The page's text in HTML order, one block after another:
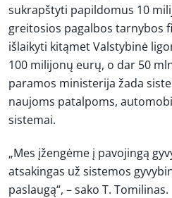
sukrapštyti papildomus 10
greitosios pagalbos tarnybos
išlaikyti kitąmet Valstybinė
100 milijonų eurų, o dar 50
paramos ministerija žada
naujoms patalpoms,
sistemai.
„Mes įžengėme į pavojingą
atsakingas už sistemos
paslaugą“, – sako T. Tomilinas.